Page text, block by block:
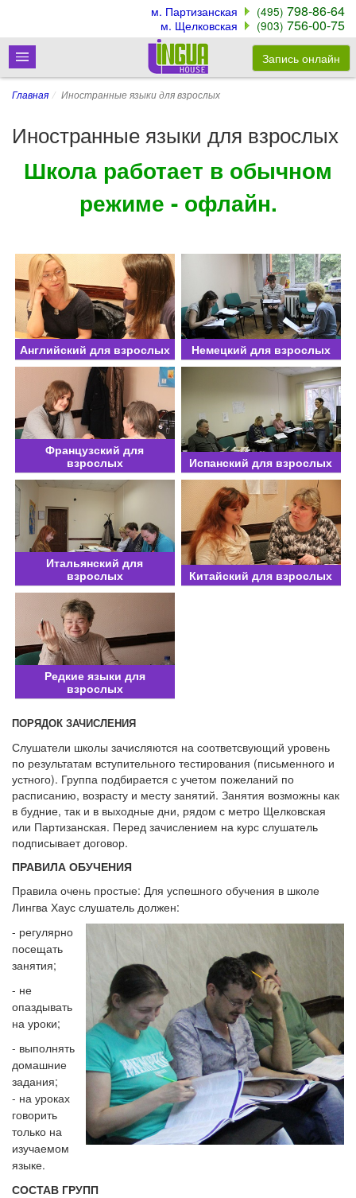
Главная Иностранные языки для взрослых
Иностранные языки для взрослых
Школа работает в обычном
режиме - офлайн.
Английский для взрослых Немецкий для взрослых
Французский для
взрослых
Испанский для взрослых
Итальянский для
взрослых
Китайский для взрослых
Редкие языки для
взрослых
ПОРЯДОК ЗАЧИСЛЕНИЯ
Слушатели школы зачисляются на соответсвующий уровень
по результатам вступительного тестирования (письменного и
устного). Группа подбирается с учетом пожеланий по
расписанию, возрасту и месту занятий. Занятия возможны как
в будние, так и в выходные дни, рядом с метро Щелковская
или Партизанская. Перед зачислением на курс слушатель
подписывает договор.
ПРАВИЛА ОБУЧЕНИЯ
Правила очень простые: Для успешного обучения в школе
Лингва Хаус слушатель должен:
- регулярно
посещать
занятия;
- не
опаздывать
на уроки;
- выполнять
домашние
задания;
- на уроках
говорить
только на
изучаемом
языке.
СОСТАВ ГРУПП
Запись онлайн
м. Партизанская (495) 798-86-64
м. Щелковская (903) 756-00-75